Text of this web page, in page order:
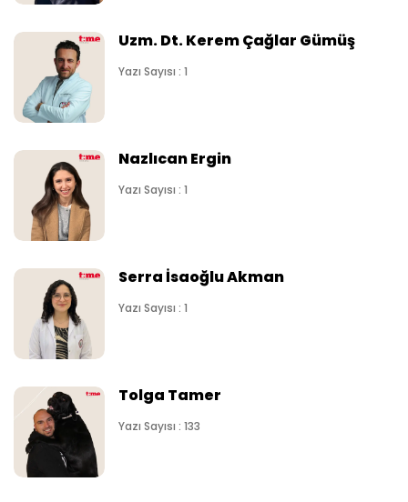
Uzm. Dt. Kerem Çağlar Gümüş
Yazı Sayısı : 1
Nazlıcan Ergin
Yazı Sayısı : 1
Serra İsaoğlu Akman
Yazı Sayısı : 1
Tolga Tamer
Yazı Sayısı : 133